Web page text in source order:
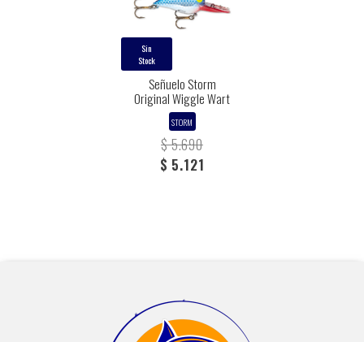
Sin
Stock
Señuelo Storm
Original Wiggle Wart
STORM
$ 5.690
$ 5.121